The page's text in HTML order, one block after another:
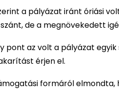
a pályázat iránt óriási
de a megnövekedett
pont az volt a pályázat
érjen el.
formáról